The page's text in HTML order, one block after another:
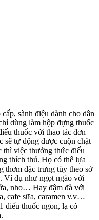
sành điệu dành cho dân
dùng làm hộp đựng thuốc
thuốc với thao tác đơn
sẽ tự động được cuộn chặt
thì việc thưởng thức điếu
thích thú. Họ có thể lựa
thơm đặc trưng tùy theo sở
Ví dụ như ngọt ngào với
nho… Hay đậm đà với
cafe sữa, caramen v.v…
điếu thuốc ngon, lạ có